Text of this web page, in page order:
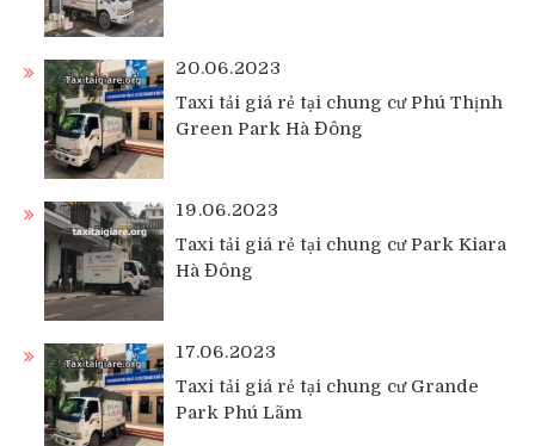
20.06.2023
Taxi tải giá rẻ tại chung cư Phú Thịnh
Green Park Hà Đông
19.06.2023
Taxi tải giá rẻ tại chung cư Park Kiara
Hà Đông
17.06.2023
Taxi tải giá rẻ tại chung cư Grande
Park Phú Lãm